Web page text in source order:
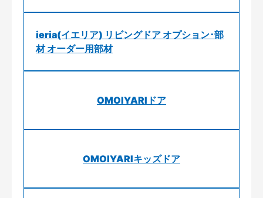
ieria(イエリア) リビングドア オプション･部
材 オーダー用部材
OMOIYARIドア
OMOIYARIキッズドア